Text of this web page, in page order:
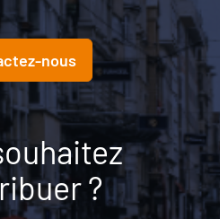
nous
?